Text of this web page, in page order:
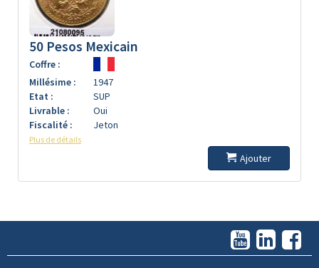
50 Pesos Mexicain
Coffre :
Millésime :
1947
Etat :
SUP
Livrable :
Oui
Fiscalité :
Jeton
Plus de détails
Ajouter